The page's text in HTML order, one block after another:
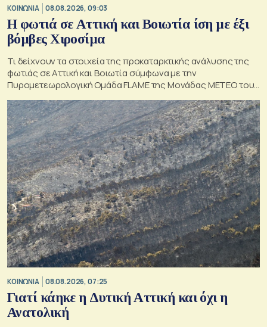
ΚΟΙΝΩΝΙΑ 08.08.2026, 09:03
Η φωτιά σε Αττική και Βοιωτία ίση με έξι
βόμβες Χιροσίμα
Τι δείχνουν τα στοιχεία της προκαταρκτικής ανάλυσης της
φωτιάς σε Αττική και Βοιωτία σύμφωνα με την
Πυρομετεωρολογική Ομάδα FLAME της Μονάδας ΜΕΤΕΟ του
ΚΟΙΝΩΝΙΑ 08.08.2026, 07:25
Γιατί κάηκε η Δυτική Αττική και όχι η
Ανατολική